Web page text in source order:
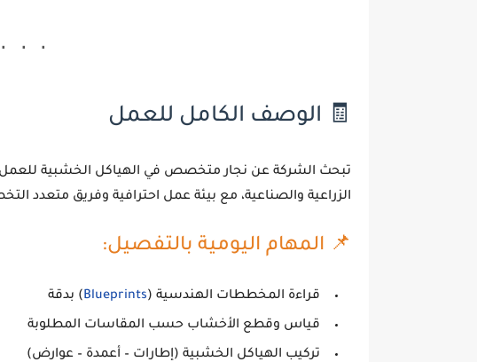
🧾 الوصف الكامل للعمل
تبحث الشركة عن نجار متخصص في الهياكل الخشبية
الزراعية والصناعية، مع بيئة عمل احترافية وفريق متعدد
📌 المهام اليومية بالتفصيل:
قراءة المخططات الهندسية (Blueprints) بدقة
قياس وقطع الأخشاب حسب المقاسات المطلوبة
تركيب الهياكل الخشبية (إطارات – أعمدة – عوارض)